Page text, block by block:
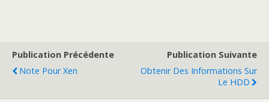
Publication Précédente
Note Pour Xen
Publication Suivante
Obtenir Des Informations Sur
Le HDD